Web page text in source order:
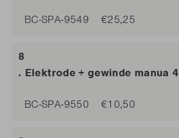
BC-SPA-9549 €25,25
. Elektrode + gewinde manua 4
BC-SPA-9550 €10,50